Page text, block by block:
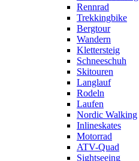
Rennrad
Trekkingbike
Bergtour
Wandern
Klettersteig
Schneeschuh
Skitouren
Langlauf
Rodeln
Laufen
Nordic Walking
Inlineskates
Motorrad
ATV-Quad
Sightseeing